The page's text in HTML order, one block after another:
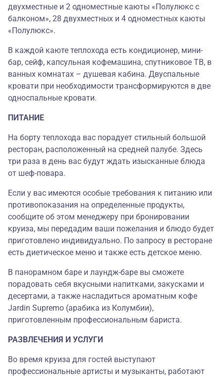
двухместные и 2 одноместные каюты «Полулюкс с
балконом», 28 двухместных и 4 одноместных каюты
«Полулюкс».
В каждой каюте теплохода есть кондиционер, мини-
бар, сейф, капсульная кофемашина, спутниковое ТВ, в
ванных комнатах – душевая кабина. Двуспальные
кровати при необходимости трансформируются в две
односпальные кровати.
ПИТАНИЕ
На борту теплохода вас порадует стильный большой
ресторан, расположенный на средней палубе. Здесь
три раза в день вас будут ждать изысканные блюда
от шеф-повара.
Если у вас имеются особые требования к питанию или
противопоказания на определенные продукты,
сообщите об этом менеджеру при бронировании
круиза, мы передадим ваши пожелания и блюдо будет
приготовлено индивидуально. По запросу в ресторане
есть диетическое меню и также есть детское меню.
В панорамном баре и лаундж-баре вы сможете
порадовать себя вкусными напитками, закусками и
десертами, а также насладиться ароматным кофе
Jardin Supremo (арабика из Колумбии),
приготовленным профессиональным бариста.
РАЗВЛЕЧЕНИЯ И УСЛУГИ
Во время круиза для гостей выступают
профессиональные артисты и музыканты, работают